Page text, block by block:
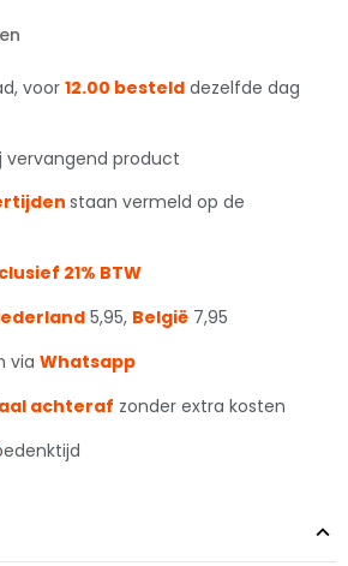
voor 12.00 besteld dezelfde dag
vervangend product
staan vermeld op de
21% BTW
5,95, België 7,95
via Whatsapp
achteraf zonder extra kosten